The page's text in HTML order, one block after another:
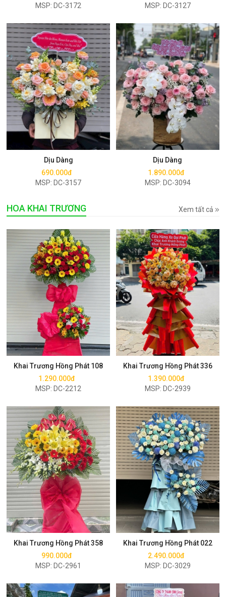
MSP: DC-3172
MSP: DC-3127
Dịu Dàng
690.000đ
MSP: DC-3157
Mua ngay
Dịu Dàng
1.890.000đ
MSP: DC-3094
Mua ngay
HOA KHAI TRƯƠNG Xem tất cả
Khai Trương Hồng Phát 108
1.290.000đ
MSP: DC-2212
Mua ngay
Khai Trương Hồng Phát 336
1.390.000đ
MSP: DC-2939
Mua ngay
Khai Trương Hồng Phát 358
990.000đ
MSP: DC-2961
Mua ngay
Khai Trương Hồng Phát 022
2.490.000đ
MSP: DC-3029
Mua ngay